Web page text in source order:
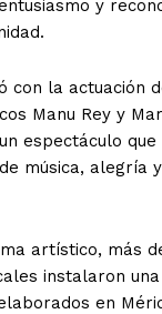
y
con la actuación
Manu Rey y
espectáculo que
música, alegría
artístico, más
instalaron
en